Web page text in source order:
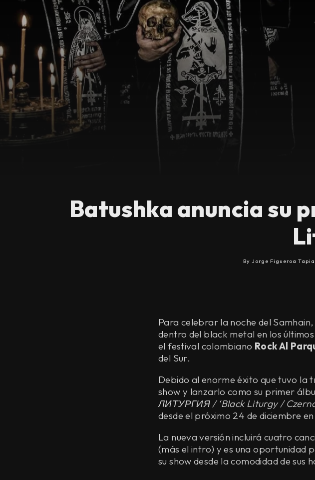
Batushka anuncia su
By Jorge Figueroa Tapia
Para celebrar la noche del Samhain,
dentro del black metal en los
el festival colombiano Rock Al
del Sur.
Debido al enorme éxito que tuvo la
show y lanzarlo como su primer
ЛИТУРГИЯ / ‘Black Liturgy /
desde el próximo 24 de diciembre
La nueva versión incluirá cuatro
(más el intro) y es una oportunidad
su show desde la comodidad de sus